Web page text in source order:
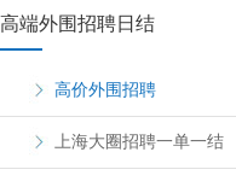
高端外围招聘日结
高价外围招聘
上海大圈招聘一单一结